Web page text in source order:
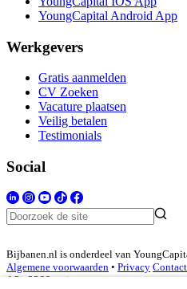
YoungCapital Android App
Werkgevers
Gratis aanmelden
CV Zoeken
Vacature plaatsen
Veilig betalen
Testimonials
Social
Bijbanen.nl is onderdeel van
Algemene voorwaarden • Privacy Contact
4.3 - 3366 reviews